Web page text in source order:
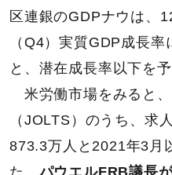
区連銀のGDPナウは、
（Q4）実質GDP成長
と、潜在成長率以下を予
米労働市場をみると
（JOLTS）のうち、求
873.3万人と2021年3月